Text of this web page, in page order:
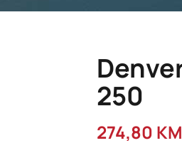
250
274,80 KM